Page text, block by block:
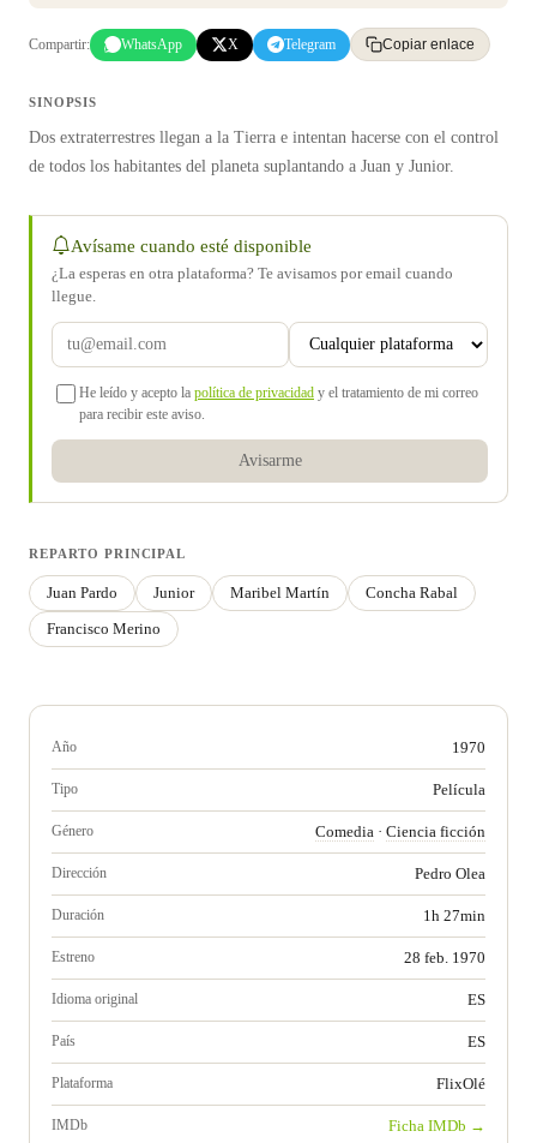
Compartir: WhatsApp X Telegram Copiar enlace
SINOPSIS
Dos extraterrestres llegan a la Tierra e intentan hacerse con el control
de todos los habitantes del planeta suplantando a Juan y Junior.
Avísame cuando esté disponible
¿La esperas en otra plataforma? Te avisamos por email cuando
llegue.
He leído y acepto la política de privacidad y el tratamiento de mi correo
para recibir este aviso.
Avisarme
REPARTO PRINCIPAL
Juan Pardo Junior Maribel Martín
Concha Rabal
Francisco Merino
Año 1970
Tipo Película
Género Comedia · Ciencia ficción
Dirección Pedro Olea
Duración 1h 27min
Estreno 28 feb. 1970
Idioma original ES
País ES
Plataforma FlixOlé
IMDb Ficha IMDb →